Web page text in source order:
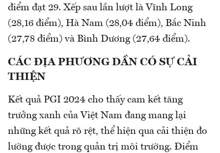
điểm đạt 29. Xếp sau lần lượt là Vĩnh Long
(28,16 điểm), Hà Nam (28,04 điểm), Bắc Ninh
(27,78 điểm) và Bình Dương (27,64 điểm).
CÁC ĐỊA PHƯƠNG DẦN CÓ SỰ CẢI
THIỆN
Kết quả PGI 2024 cho thấy cam kết tăng
trưởng xanh của Việt Nam đang mang lại
những kết quả rõ rệt, thể hiện qua cải thiện đo
lường được trong quản trị môi trường. Điểm